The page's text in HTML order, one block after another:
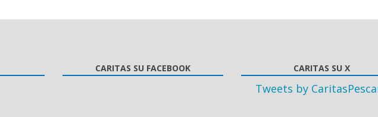
CARITAS SU FACEBOOK CARITAS SU X
Tweets by